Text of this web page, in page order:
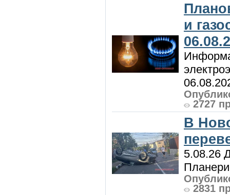
и
2727
В
5.08.26
2831